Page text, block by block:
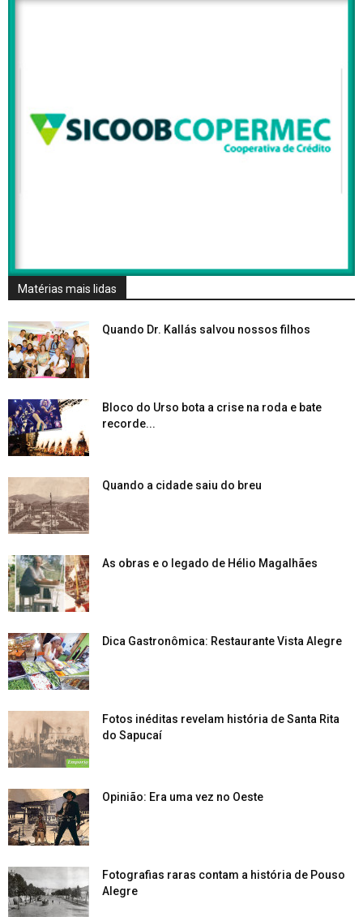
Matérias mais lidas
Quando Dr. Kallás salvou nossos filhos
Bloco do Urso bota a crise na roda e bate
recorde...
Quando a cidade saiu do breu
As obras e o legado de Hélio Magalhães
Dica Gastronômica: Restaurante Vista Alegre
Fotos inéditas revelam história de Santa Rita
do Sapucaí
Opinião: Era uma vez no Oeste
Fotografias raras contam a história de Pouso
Alegre